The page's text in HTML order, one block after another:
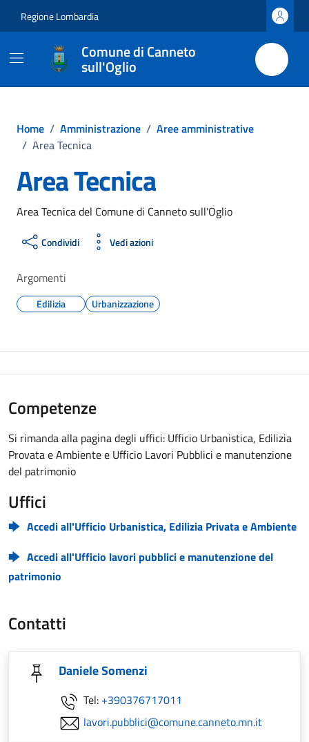
Regione Lombardia
Comune di Canneto
sull'Oglio
Home / Amministrazione / Aree amministrative
/ Area Tecnica
Area Tecnica
Area Tecnica del Comune di Canneto sull'Oglio
Condividi Vedi azioni
Argomenti
Edilizia Urbanizzazione
Competenze
Si rimanda alla pagina degli uffici: Ufficio Urbanistica, Edilizia
Provata e Ambiente e Ufficio Lavori Pubblici e manutenzione
del patrimonio
Uffici
Accedi all'Ufficio Urbanistica, Edilizia Privata e Ambiente
Accedi all'Ufficio lavori pubblici e manutenzione del
patrimonio
Contatti
Daniele Somenzi
Tel: +390376717011
lavori.pubblici@comune.canneto.mn.it